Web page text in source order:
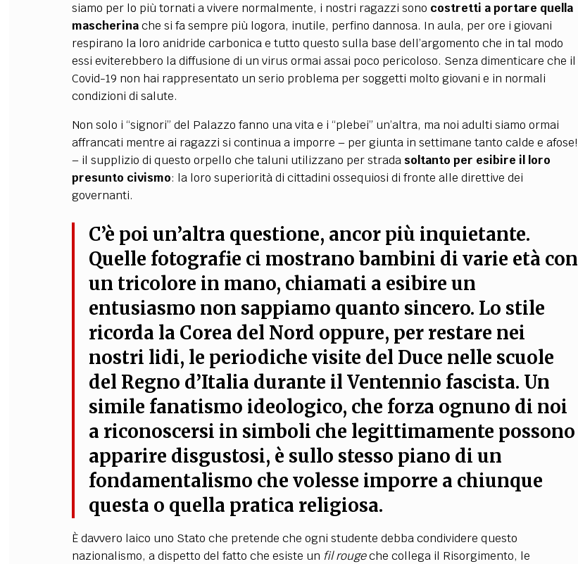
siamo per lo più tornati a vivere normalmente, i nostri ragazzi sono costretti a portare quella
mascherinache si fa sempre più logora, inutile, perfino dannosa. In aula, per ore i giovani
respirano la loro anidride carbonica e tutto questo sulla base dell’argomento che in tal modo
essi eviterebbero la diffusione di un virus ormai assai poco pericoloso. Senza dimenticare che il
Covid-19 non hai rappresentato un serio problema per soggetti molto giovani e in normali
condizioni di salute.
Non solo i “signori” del Palazzo fanno una vita e i “plebei” un’altra, ma noi adulti siamo ormai
affrancati mentre ai ragazzi si continua a imporre – per giunta in settimane tanto calde e afose!
– il supplizio di questo orpello che taluni utilizzano per strada soltanto per esibire il loro
presunto civismo: la loro superiorità di cittadini ossequiosi di fronte alle direttive dei
governanti.
C’è poi un’altra questione, ancor più inquietante.
Quelle fotografie ci mostrano bambini di varie età con
un tricolore in mano, chiamati a esibire un
entusiasmo non sappiamo quanto sincero. Lo stile
ricorda la Corea del Nord oppure, per restare nei
nostri lidi, le periodiche visite del Duce nelle scuole
del Regno d’Italia durante il Ventennio fascista. Un
simile fanatismo ideologico, che forza ognuno di noi
a riconoscersi in simboli che legittimamente possono
apparire disgustosi, è sullo stesso piano di un
fondamentalismo che volesse imporre a chiunque
questa o quella pratica religiosa.
È davvero laico uno Stato che pretende che ogni studente debba condividere questo
nazionalismo, a dispetto del fatto che esiste un fil rougeche collega il Risorgimento, le